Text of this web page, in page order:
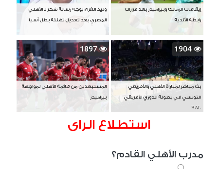
إيقافات الزمالك وبيراميدز بعد قرارات
رابطة الأندية
وليد الفراج يوجه رسالة شكر لـ الأهلي
المصري بعد تعديل تهنئة بطل آسيا
1904
بث مباشر لمباراة الأهلي والأفريقي
التونسي في بطولة الدوري الأفريقي
BAL
1897
المستبعدين من قائمة الأهلي لمواجهة
بيراميدز
استطلاع الراى
مدرب الأهلي القادم؟